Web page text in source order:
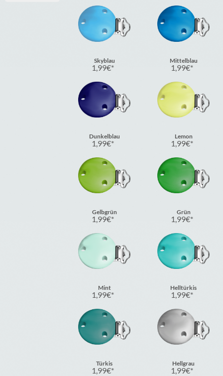
Skyblau
1,99€
Mittelblau
1,99€
Dunkelblau
1,99€
Lemon
1,99€
Gelbgrün
1,99€
Grün
1,99€
Mint
1,99€
Helltürkis
1,99€
Türkis
1,99€
Hellgrau
1,99€